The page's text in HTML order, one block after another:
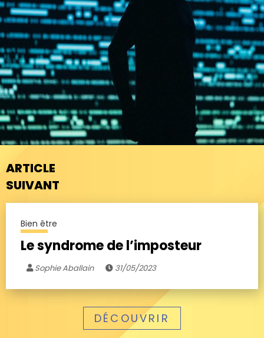
ARTICLE
SUIVANT
Bien être
Le syndrome de l’imposteur
Sophie Aballain 31/05/2023
DÉCOUVRIR